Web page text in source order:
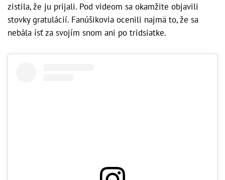
zistila, že ju prijali. Pod videom sa okamžite objavili
stovky gratulácií. Fanúšikovia ocenili najmä to, že sa
nebála ísť za svojím snom ani po tridsiatke.